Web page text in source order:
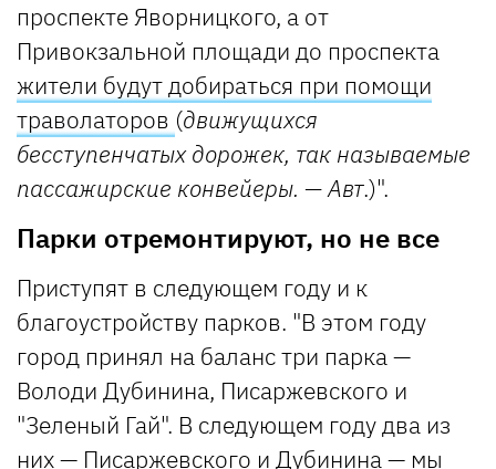
проспекте Яворницкого, а от
Привокзальной площади до проспекта
жители будут добираться при помощи
траволаторов (движущихся
бесступенчатых дорожек, так называемые
пассажирские конвейеры. — Авт.)".
Парки отремонтируют, но не все
Приступят в следующем году и к
благоустройству парков. "В этом году
город принял на баланс три парка —
Володи Дубинина, Писаржевского и
"Зеленый Гай". В следующем году два из
них — Писаржевского и Дубинина — мы